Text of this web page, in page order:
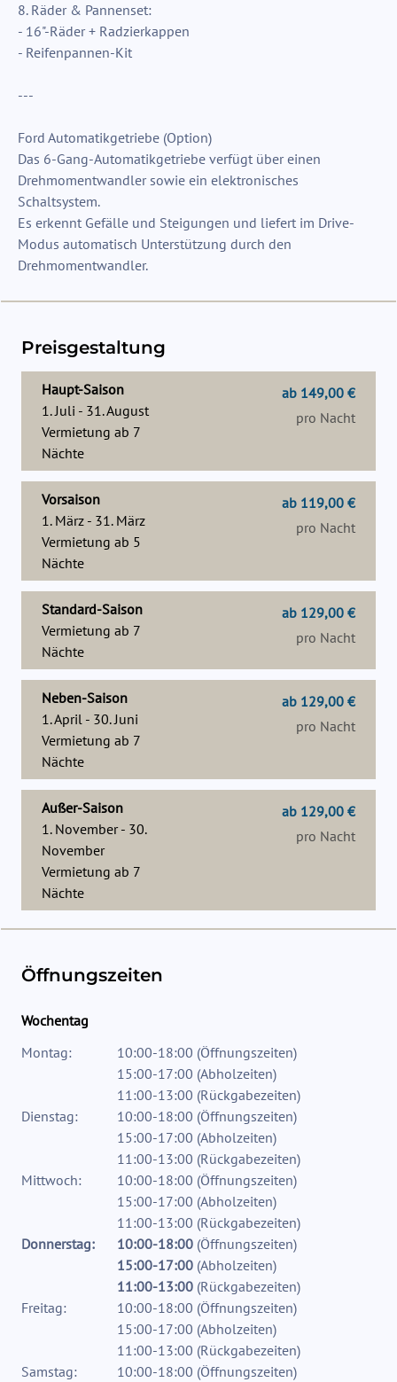
8. Räder & Pannenset:
- 16"-Räder + Radzierkappen
- Reifenpannen-Kit
---
Ford Automatikgetriebe (Option)
Das 6-Gang-Automatikgetriebe verfügt über einen
Drehmomentwandler sowie ein elektronisches
Schaltsystem.
Es erkennt Gefälle und Steigungen und liefert im Drive-
Modus automatisch Unterstützung durch den
Drehmomentwandler.
Preisgestaltung
Haupt-Saison
1. Juli - 31. August
Vermietung ab 7
Nächte
ab 149,00 €
pro Nacht
Vorsaison
1. März - 31. März
Vermietung ab 5
Nächte
ab 119,00 €
pro Nacht
Standard-Saison
Vermietung ab 7
Nächte
ab 129,00 €
pro Nacht
Neben-Saison
1. April - 30. Juni
Vermietung ab 7
Nächte
ab 129,00 €
pro Nacht
Außer-Saison
1. November - 30.
November
Vermietung ab 7
Nächte
ab 129,00 €
pro Nacht
Öffnungszeiten
Wochentag
Montag:
10:00-18:00 (Öffnungszeiten)
15:00-17:00 (Abholzeiten)
11:00-13:00 (Rückgabezeiten)
Dienstag:
10:00-18:00 (Öffnungszeiten)
15:00-17:00 (Abholzeiten)
11:00-13:00 (Rückgabezeiten)
Mittwoch:
10:00-18:00 (Öffnungszeiten)
15:00-17:00 (Abholzeiten)
11:00-13:00 (Rückgabezeiten)
Donnerstag:
10:00-18:00(Öffnungszeiten)
15:00-17:00(Abholzeiten)
11:00-13:00(Rückgabezeiten)
Freitag:
10:00-18:00 (Öffnungszeiten)
15:00-17:00 (Abholzeiten)
11:00-13:00 (Rückgabezeiten)
Samstag:
10:00-18:00 (Öffnungszeiten)